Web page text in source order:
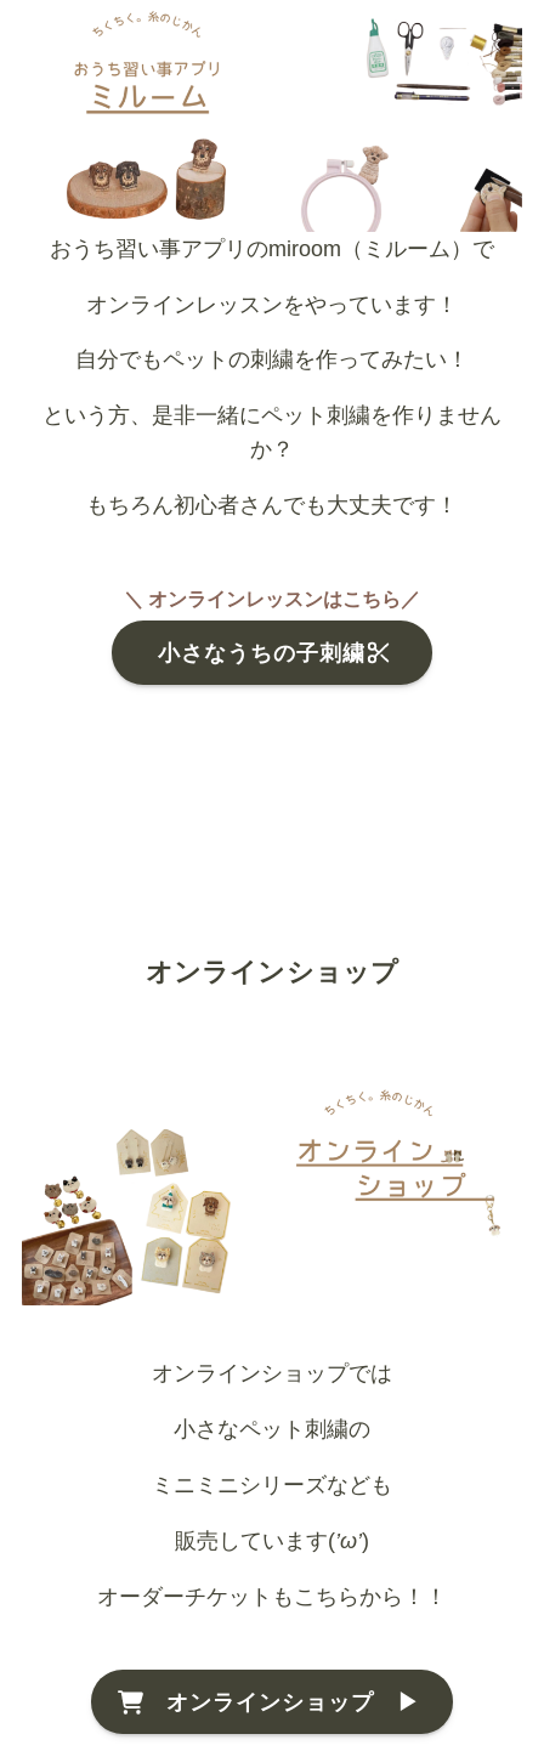
おうち習い事アプリのmiroom（ミルーム）で
オンラインレッスンをやっています！
自分でもペットの刺繍を作ってみたい！
という方、是非一緒にペット刺繍を作りません
か？
もちろん初心者さんでも大丈夫です！
＼ オンラインレッスンはこちら／
小さなうちの子刺繍
オンラインショップ
オンラインショップでは
小さなペット刺繍の
ミニミニシリーズなども
販売しています(’ω’)
オーダーチケットもこちらから！！
オンラインショップ ▶